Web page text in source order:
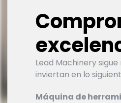
Lead Machinery
inviertan en lo
Máquina de